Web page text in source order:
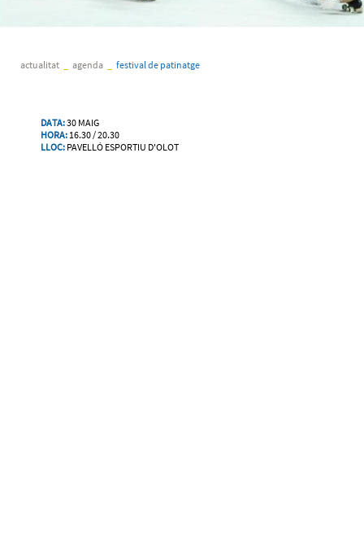
actualitat agenda festival de patinatge
DATA:30 MAIG
HORA:16.30 / 20.30
LLOC:PAVELLÓ ESPORTIU D'OLOT